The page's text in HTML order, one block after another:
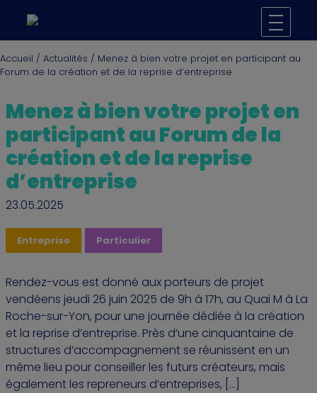
Accueil / Actualités / Menez à bien votre projet en participant au
Forum de la création et de la reprise d’entreprise
Menez à bien votre projet en
participant au Forum de la
création et de la reprise
d’entreprise
23.05.2025
Entreprise Particulier
Rendez-vous est donné aux porteurs de projet
vendéens jeudi 26 juin 2025 de 9h à 17h, au Quai M à La
Roche-sur-Yon, pour une journée dédiée à la création
et la reprise d’entreprise. Près d’une cinquantaine de
structures d’accompagnement se réunissent en un
même lieu pour conseiller les futurs créateurs, mais
également les repreneurs d’entreprises, […]